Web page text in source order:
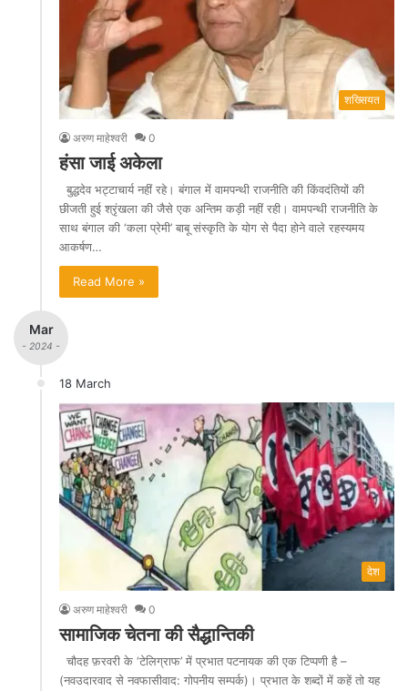
शख्सियत
अरुण माहेश्वरी 0
हंसा जाई अकेला
बुद्धदेव भट्टाचार्य नहीं रहे। बंगाल में वामपन्थी राजनीति की किंवदंतियों की
छीजती हुई श्रृंखला की जैसे एक अन्तिम कड़ी नहीं रही। वामपन्थी राजनीति के
साथ बंगाल की ‘कला प्रेमी’ बाबू संस्कृति के योग से पैदा होने वाले रहस्यमय
आकर्षण…
Read More »
Mar
- 2024 -
18 March
देश
अरुण माहेश्वरी 0
सामाजिक चेतना की सैद्धान्तिकी
चौदह फ़रवरी के ‘टेलिग्राफ’ में प्रभात पटनायक की एक टिप्पणी है –
(नवउदारवाद से नवफासीवाद: गोपनीय सम्पर्क)। प्रभात के शब्दों में कहें तो यह